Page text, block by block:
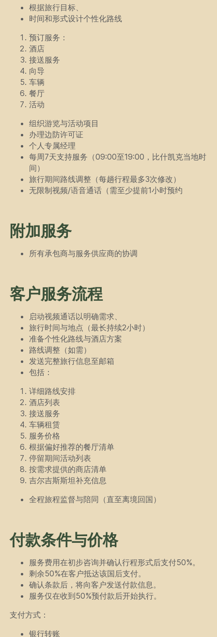
根据旅行目标、
时间和形式设计个性化路线
预订服务：
酒店
接送服务
向导
车辆
餐厅
活动
组织游览与活动项目
办理边防许可证
个人专属经理
每周7天支持服务（09:00至19:00，比什凯克当地时
间）
旅行期间路线调整（每趟行程最多3次修改）
无限制视频/语音通话（需至少提前1小时预约
附加服务
所有承包商与服务供应商的协调
客户服务流程
启动视频通话以明确需求、
旅行时间与地点（最长持续2小时）
准备个性化路线与酒店方案
路线调整（如需）
发送完整旅行信息至邮箱
包括：
详细路线安排
酒店列表
接送服务
车辆租赁
服务价格
根据偏好推荐的餐厅清单
停留期间活动列表
按需求提供的商店清单
吉尔吉斯斯坦补充信息
全程旅程监督与陪同（直至离境回国）
付款条件与价格
服务费用在初步咨询并确认行程形式后支付50%。
剩余50%在客户抵达该国后支付。
确认条款后，将向客户发送付款信息。
服务仅在收到50%预付款后开始执行。
支付方式：
银行转账
联系我们
方表格直接联系我们。
+86
提交